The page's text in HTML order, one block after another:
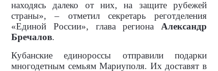
находясь далеко от них, на защите рубежей
страны», – отметил секретарь реготделения
«Единой России», глава региона Александр
Бречалов.
Кубанские единороссы отправили подарки
многодетным семьям Мариуполя. Их доставят в